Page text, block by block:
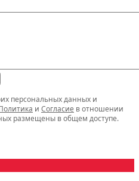
персональных данных и
и Согласие в отношении
размещены в общем доступе.